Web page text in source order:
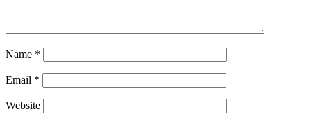
Name *
Email *
Website